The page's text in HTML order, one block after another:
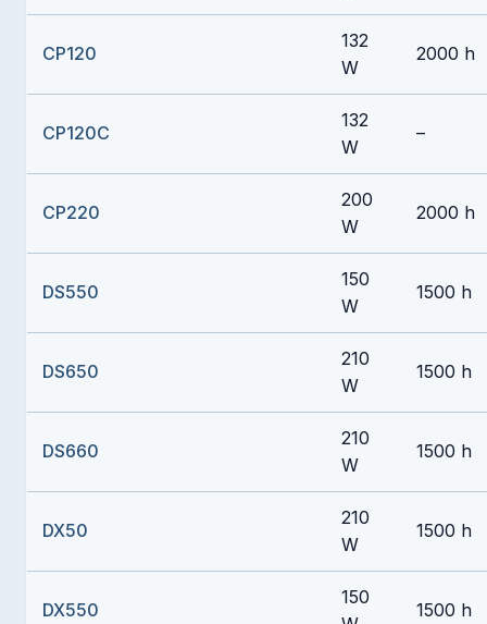
CP120
132
W
2000 h
CP120C
132
W
–
CP220
200
W
2000 h
DS550
150
W
1500 h
DS650
210
W
1500 h
DS660
210
W
1500 h
DX50
210
W
1500 h
DX550
150
1500 h